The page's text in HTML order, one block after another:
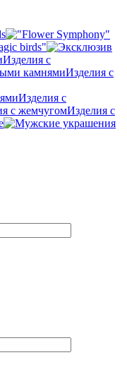
birds"
Изделия с
Изделия с
Изделия с
Изделия с